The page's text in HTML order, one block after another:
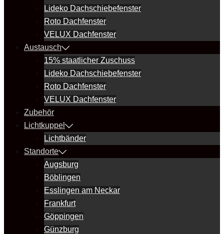
Lideko Dachschiebefenster
Roto Dachfenster
VELUX Dachfenster
Austausch
15% staatlicher Zuschuss
Lideko Dachschiebefenster
Roto Dachfenster
VELUX Dachfenster
Zubehör
Lichtkuppel
Lichtbänder
Standorte
Augsburg
Böblingen
Esslingen am Neckar
Frankfurt
Göppingen
Günzburg